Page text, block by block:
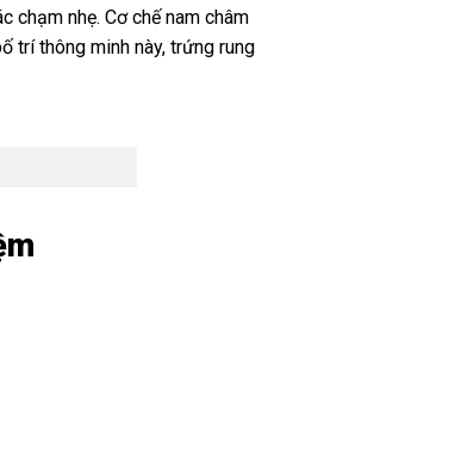
chạm nhẹ. Cơ chế nam châm
trí thông minh này, trứng rung